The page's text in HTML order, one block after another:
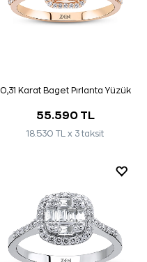
0,31 Karat Baget Pırlanta Yüzük
55.590 TL
18.530 TL x 3 taksit